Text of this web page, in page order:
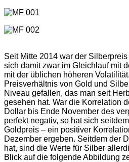
Seit Mitte 2014 war der
sich damit zwar im Gleichlauf mit
mit der üblichen höheren
Preisverhältnis von Gold und
Niveau gefallen, das man seit
gesehen hat. War die Korrelation
Dollar bis Ende November des
perfekt negativ, so hat sich
Goldpreis – ein positiver
Dezember ergeben. Seitdem der
hat, sind die Werte für Silber
Blick auf die folgende Abbildung